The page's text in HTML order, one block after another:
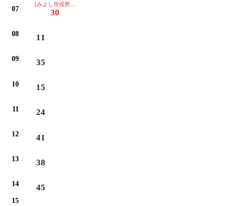
07
[みよし市役所・保健センター・イオン・ベイシアは通過します]
30
08 11
09 35
10 15
11 24
12 41
13 38
14 45
15